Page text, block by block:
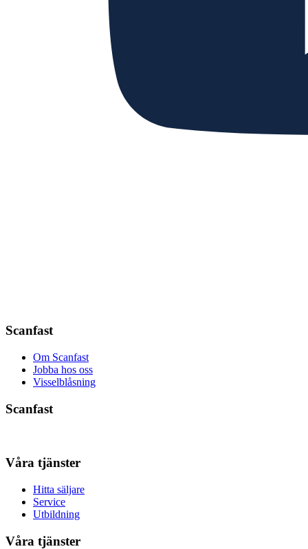
Scanfast
Om Scanfast
Jobba hos oss
Visselblåsning
Scanfast
Våra tjänster
Hitta säljare
Service
Utbildning
Våra tjänster